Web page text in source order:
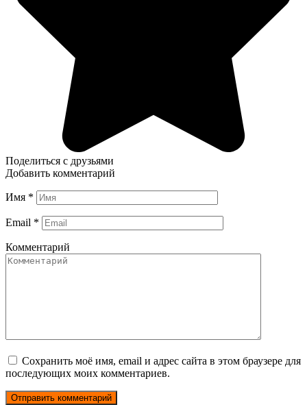
Поделиться с друзьями
Добавить комментарий
Имя *
Email *
Комментарий
Сохранить моё имя, email и адрес сайта в этом браузере для
последующих моих комментариев.